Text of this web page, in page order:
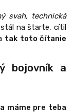
svah, technická
stál na štarte, cítil
tak toto čítanie
bojovník a
máme pre teba